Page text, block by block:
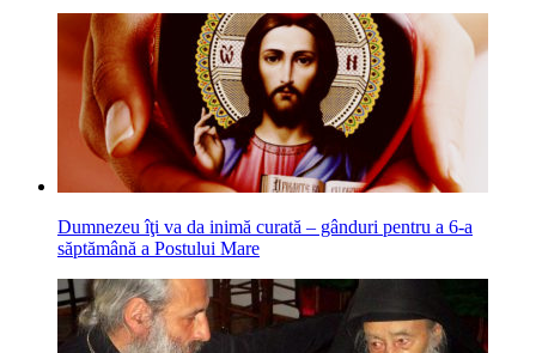
Dumnezeu îţi va da inimă curată – gânduri pentru a 6-a
săptămână a Postului Mare